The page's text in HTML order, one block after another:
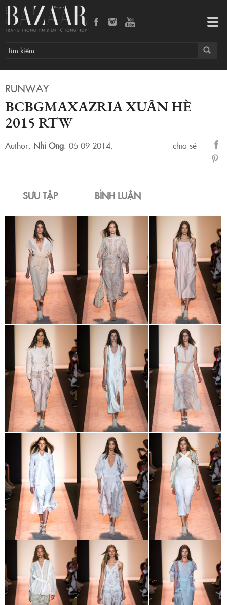
RUNWAY
BCBGMAXAZRIA XUÂN HÈ
2015 RTW
Author: Nhi Ong. 05-09-2014.
chia sẻ
sẻ
SƯU TẬP BÌNH LUẬN
BCBGMAXAZRIA Xuân Hè 2015 RTW